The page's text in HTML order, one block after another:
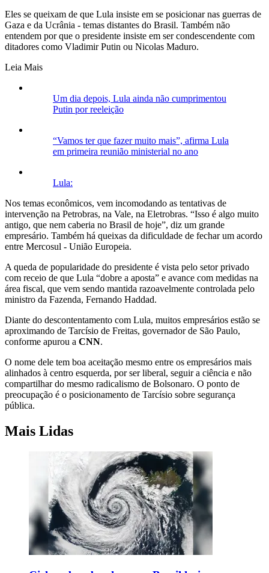
Eles se queixam de que Lula insiste em se posicionar nas guerras de
Gaza e da Ucrânia - temas distantes do Brasil. Também não
entendem por que o presidente insiste em ser condescendente com
ditadores como Vladimir Putin ou Nicolas Maduro.
Leia Mais
Um dia depois, Lula ainda não cumprimentou
Putin por reeleição
“Vamos ter que fazer muito mais”, afirma Lula
em primeira reunião ministerial no ano
Lula:
Nos temas econômicos, vem incomodando as tentativas de
intervenção na Petrobras, na Vale, na Eletrobras. “Isso é algo muito
antigo, que nem caberia no Brasil de hoje”, diz um grande
empresário. Também há queixas da dificuldade de fechar um acordo
entre Mercosul - União Europeia.
A queda de popularidade do presidente é vista pelo setor privado
com receio de que Lula “dobre a aposta” e avance com medidas na
área fiscal, que vem sendo mantida razoavelmente controlada pelo
ministro da Fazenda, Fernando Haddad.
Diante do descontentamento com Lula, muitos empresários estão se
aproximando de Tarcísio de Freitas, governador de São Paulo,
conforme apurou a CNN.
O nome dele tem boa aceitação mesmo entre os empresários mais
alinhados à centro esquerda, por ser liberal, seguir a ciência e não
compartilhar do mesmo radicalismo de Bolsonaro. O ponto de
preocupação é o posicionamento de Tarcísio sobre segurança
pública.
Mais Lidas